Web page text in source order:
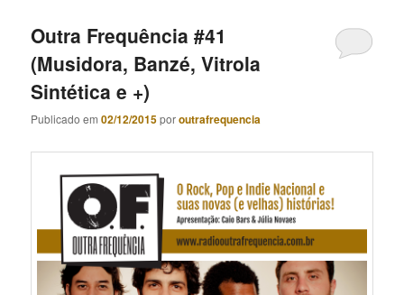
Outra Frequência #41
(Musidora, Banzé, Vitrola
Sintética e +)
Publicado em02/12/2015poroutrafrequencia